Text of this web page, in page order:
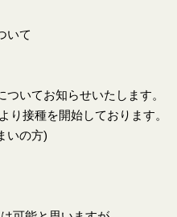
いて
いてお知らせいたします。
り接種を開始しております。
いの方)